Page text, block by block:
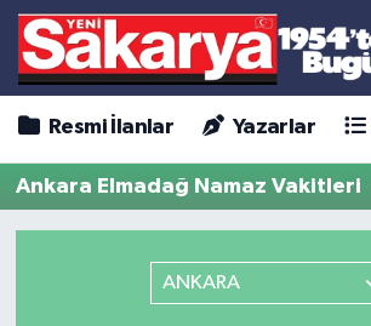
Resmi İlanlar Yazarlar
Ankara Elmadağ Namaz Vakitleri
ANKARA